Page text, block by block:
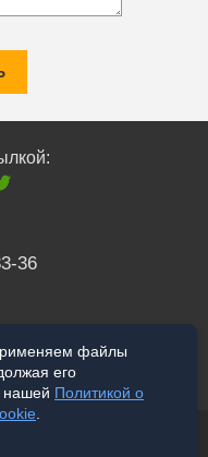
36
,
132
файлы
его
нашей Политикой о